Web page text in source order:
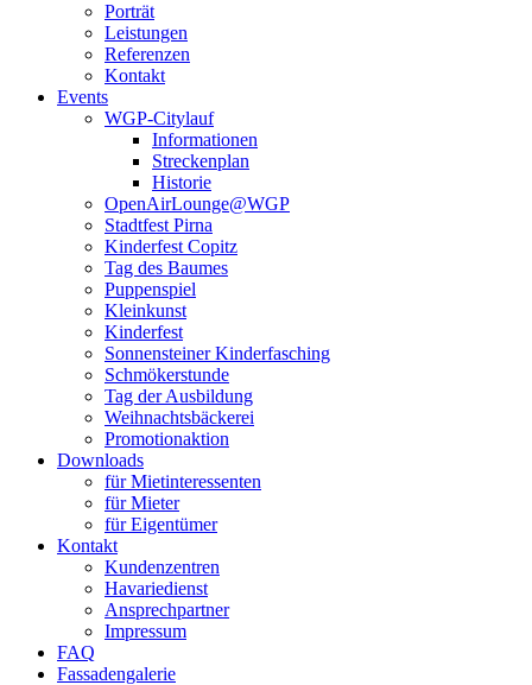
Porträt
Leistungen
Referenzen
Kontakt
Events
WGP-Citylauf
Informationen
Streckenplan
Historie
OpenAirLounge@WGP
Stadtfest Pirna
Kinderfest Copitz
Tag des Baumes
Puppenspiel
Kleinkunst
Kinderfest
Sonnensteiner Kinderfasching
Schmökerstunde
Tag der Ausbildung
Weihnachtsbäckerei
Promotionaktion
Downloads
für Mietinteressenten
für Mieter
für Eigentümer
Kontakt
Kundenzentren
Havariedienst
Ansprechpartner
Impressum
FAQ
Fassadengalerie